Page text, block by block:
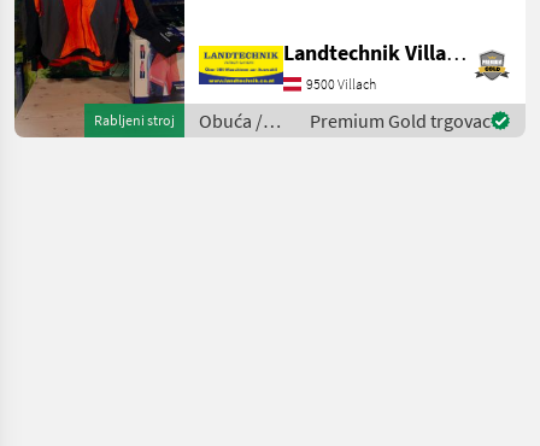
Rabljeni stroj
vidljivost, vodootporna,
rastezljiva tkanina za veću
slobodu kretanja, Cordura®
Landtechnik Villach GmbH
9500 Villach
Obuća /
Husqvarna
Premium Gold trgovac